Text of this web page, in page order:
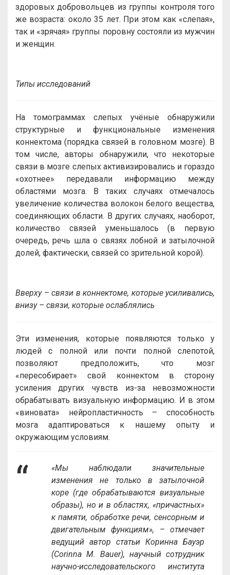
здоровых добровольцев из группы контроля того
же возраста: около 35 лет. При этом как «слепая»,
так и «зрячая» группы поровну состояли из мужчин
и женщин.
Типы исследований
На томограммах слепых учёные обнаружили
структурные и функциональные изменения
коннектома (порядка связей в головном мозге). В
том числе, авторы обнаружили, что некоторые
связи в мозге слепых активизировались и гораздо
«охотнее» передавали информацию между
областями мозга. В таких случаях отмечалось
увеличение количества волокон белого вещества,
соединяющих области. В других случаях, наоборот,
количество связей уменьшалось (в первую
очередь, речь шла о связях лобной и затылочной
долей, фактически, связей со зрительной корой).
Вверху – связи в коннектоме, которые усиливались,
внизу – связи, которые ослаблялись
Эти изменения, которые появляются только у
людей с полной или почти полной слепотой,
позволяют предположить, что мозг
«пересобирает» свой коннектом в сторону
усиления других чувств из-за невозможности
обрабатывать визуальную информацию. И в этом
«виновата» нейропластичность – способность
мозга адаптироваться к нашему опыту и
окружающим условиям.
«Мы наблюдали значительные
изменения не только в затылочной
коре (где обрабатываются визуальные
образы), но и в областях, «причастных»
к памяти, обработке речи, сенсорным и
двигательным функциям», – отмечает
ведущий автор статьи Коринна Бауэр
(Corinna M. Bauer), научный сотрудник
научно-исследовательского института